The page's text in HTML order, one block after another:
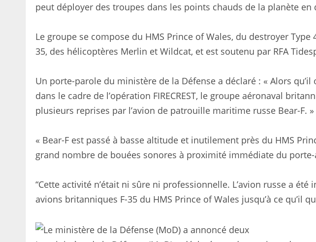
peut déployer des troupes dans les points chauds de la planète en
Le groupe se compose du HMS Prince of Wales, du destroyer Type
35, des hélicoptères Merlin et Wildcat, et est soutenu par RFA
Un porte-parole du ministère de la Défense a déclaré : « Alors
dans le cadre de l’opération FIRECREST, le groupe aéronaval
plusieurs reprises par l’avion de patrouille maritime russe Bear-F. »
« Bear-F est passé à basse altitude et inutilement près du HMS
grand nombre de bouées sonores à proximité immédiate du
“Cette activité n’était ni sûre ni professionnelle. L’avion russe a
avions britanniques F-35 du HMS Prince of Wales jusqu’à ce qu’il